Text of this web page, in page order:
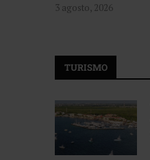
3 agosto, 2026
TURISMO